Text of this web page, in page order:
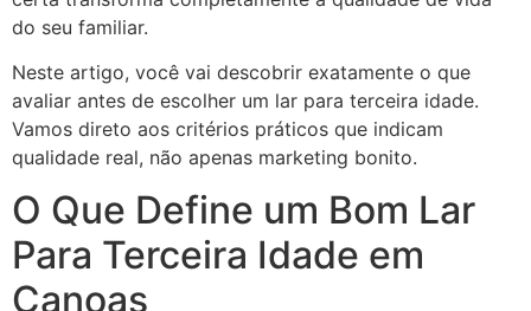
do seu familiar.
Neste artigo, você vai descobrir exatamente o que
avaliar antes de escolher um lar para terceira idade.
Vamos direto aos critérios práticos que indicam
qualidade real, não apenas marketing bonito.
O Que Define um Bom Lar
Para Terceira Idade em
Canoas